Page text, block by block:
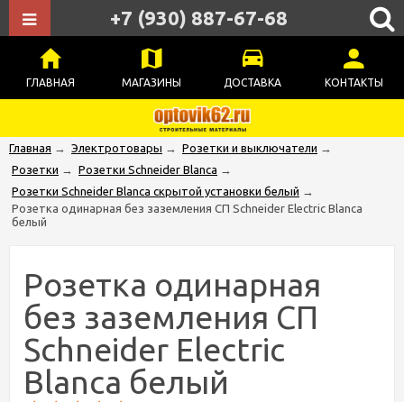
ГЛАВНАЯ МАГАЗИНЫ ДОСТАВКА КОНТАКТЫ
+7 (930) 887-67-68
Главная → Электротовары → Розетки и выключатели →
Розетки → Розетки Schneider Blanca →
Розетки Schneider Blanca скрытой установки белый →
Розетка одинарная без заземления СП Schneider Electric Blanca
белый
Розетка одинарная
без заземления СП
Schneider Electric
Blanca белый